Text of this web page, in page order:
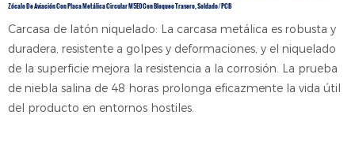
Zócalo De Aviación Con Placa Metálica Circular M5E0 Con Bloqueo Trasero, Soldado/PCB
Carcasa de latón niquelado: La carcasa metálica es robusta y
duradera, resistente a golpes y deformaciones, y el niquelado
de la superficie mejora la resistencia a la corrosión. La prueba
de niebla salina de 48 horas prolonga eficazmente la vida útil
del producto en entornos hostiles.